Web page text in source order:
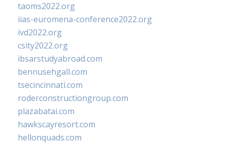
taoms2022.org
iias-euromena-conference2022.org
ivd2022.org
csity2022.org
ibsarstudyabroad.com
bennusehgall.com
tsecincinnati.com
roderconstructiongroup.com
plazabatai.com
hawkscayresort.com
hellonquads.com